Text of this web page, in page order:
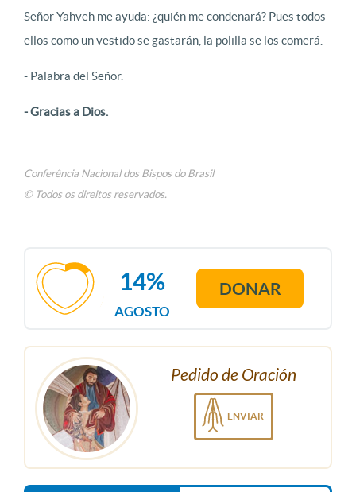
Señor Yahveh me ayuda: ¿quién me condenará? Pues todos
ellos como un vestido se gastarán, la polilla se los comerá.
- Palabra del Señor.
- Gracias a Dios.
Conferência Nacional dos Bispos do Brasil
© Todos os direitos reservados.
AGOSTO
14% DONAR
Pedido de Oración
ENVIAR